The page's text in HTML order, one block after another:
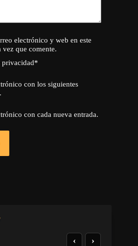
electrónico y web en este
que comente.
privacidad*
con los siguientes
con cada nueva entrada.
‹ ›